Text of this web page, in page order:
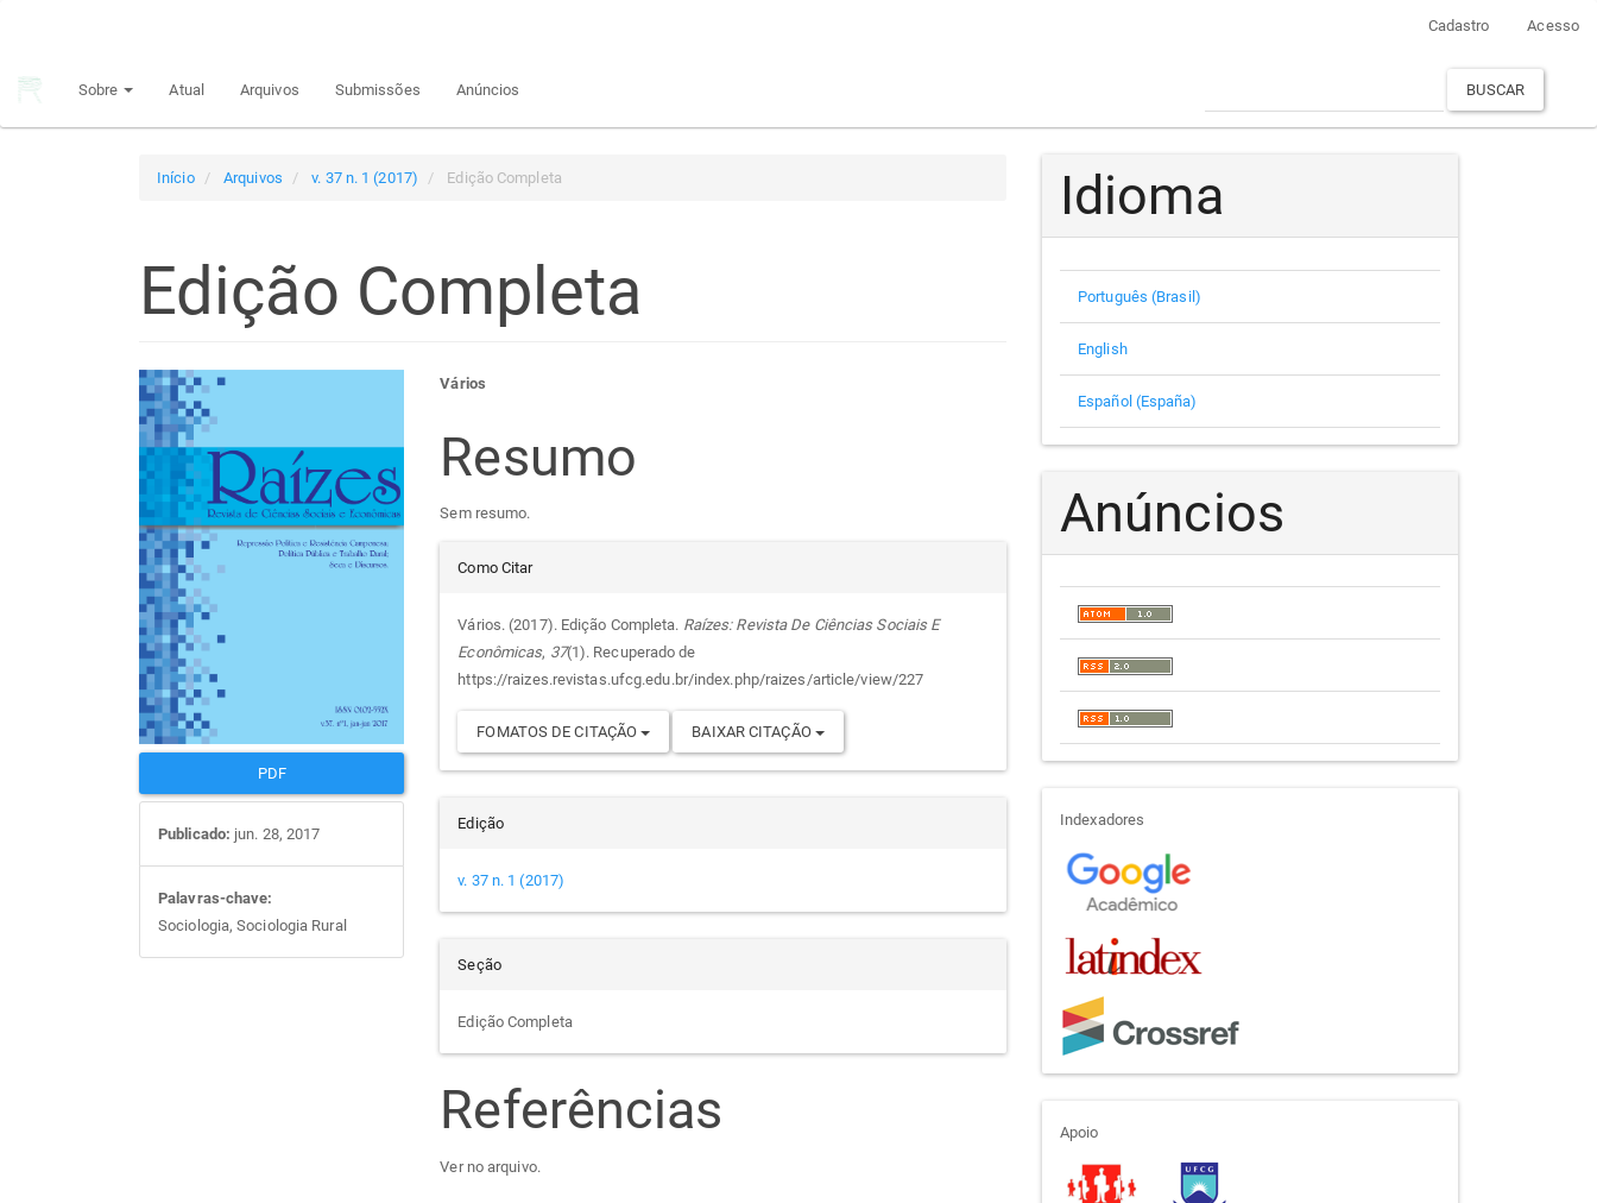
principal
Cadastro Acesso
Sobre Atual Arquivos Submissões Anúncios BUSCAR
Início Arquivos v. 37 n. 1 (2017) Edição Completa
Edição Completa
Barra
lateral
de
artigos
PDF
Publicado: jun. 28, 2017
Palavras-chave:
Sociologia, Sociologia Rural
Conteúdo
do
artigo
principal
Vários
Resumo
Sem resumo.
Detalhes
do
artigo
Como Citar
Vários. (2017). Edição Completa. Raízes: Revista De Ciências Sociais E
Econômicas, 37(1). Recuperado de
https://raizes.revistas.ufcg.edu.br/index.php/raizes/article/view/227
FOMATOS DE CITAÇÃO BAIXAR CITAÇÃO
Edição
v. 37 n. 1 (2017)
Seção
Edição Completa
Referências
Ver no arquivo.
Idioma
Português (Brasil)
English
Español (España)
Anúncios
indexadores
Indexadores
apoio
Apoio